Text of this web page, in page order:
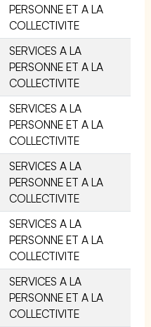
PERSONNE ET A LA
COLLECTIVITE
SERVICES A LA
PERSONNE ET A LA
COLLECTIVITE
SERVICES A LA
PERSONNE ET A LA
COLLECTIVITE
SERVICES A LA
PERSONNE ET A LA
COLLECTIVITE
SERVICES A LA
PERSONNE ET A LA
COLLECTIVITE
SERVICES A LA
PERSONNE ET A LA
COLLECTIVITE